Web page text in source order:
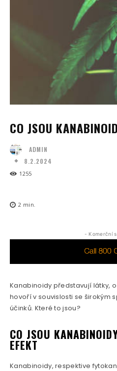
CO JSOU
ADMIN
8.2.2024
1255
2 min.
- Komerční
Kanabinoidy představují látky,
hovoří v souvislosti se širokým
účinků. Které to jsou?
CO JSOU
EFEKT
Kanabinoidy, respektive